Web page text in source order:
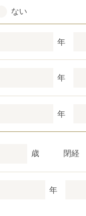
ない
年
年
年
歳 閉経
年